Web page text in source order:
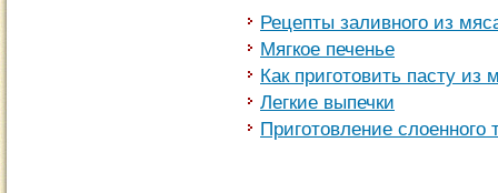
Рецепты заливного из
Мягкое печенье
Как приготовить пасту из
Легкие выпечки
Приготовление слоенного